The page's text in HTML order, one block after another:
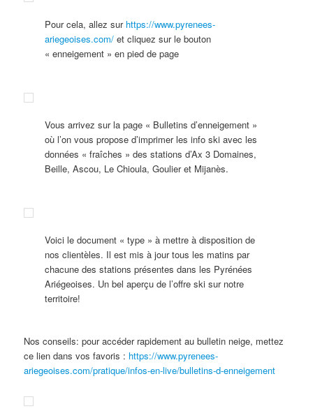
Pour cela, allez sur https://www.pyrenees-
ariegeoises.com/ et cliquez sur le bouton
« enneigement » en pied de page
Vous arrivez sur la page « Bulletins d’enneigement »
où l’on vous propose d’imprimer les info ski avec les
données « fraîches » des stations d’Ax 3 Domaines,
Beille, Ascou, Le Chioula, Goulier et Mijanès.
Voici le document « type » à mettre à disposition de
nos clientèles. Il est mis à jour tous les matins par
chacune des stations présentes dans les Pyrénées
Ariégeoises. Un bel aperçu de l’offre ski sur notre
territoire!
Nos conseils: pour accéder rapidement au bulletin neige, mettez
ce lien dans vos favoris : https://www.pyrenees-
ariegeoises.com/pratique/infos-en-live/bulletins-d-enneigement